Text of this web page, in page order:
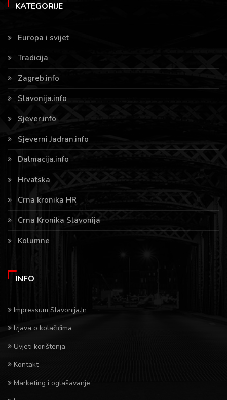
KATEGORIJE
Europa i svijet
Tradicija
Zagreb.info
Slavonija.info
Sjever.info
Sjeverni Jadran.info
Dalmacija.info
Hrvatska
Crna kronika HR
Crna Kronika Slavonija
Kolumne
INFO
Impressum Slavonija.In
Izjava o kolačićima
Uvjeti korištenja
Kontakt
Marketing i oglašavanje